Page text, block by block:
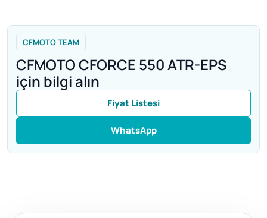
CFMOTO TEAM
CFMOTO CFORCE 550 ATR-EPS
için bilgi alın
Fiyat Listesi
WhatsApp